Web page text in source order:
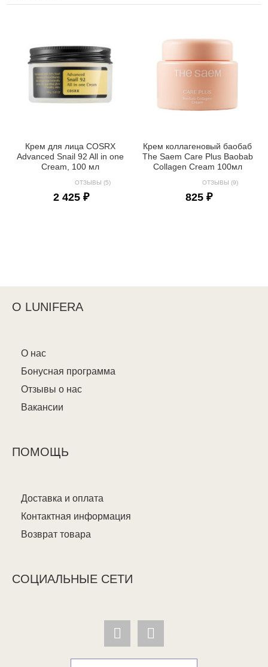
Крем для лица COSRX
Advanced Snail 92 All in one
Cream, 100 мл
ОТЗЫВЫ (5)
2 425 ₽
Крем коллагеновый баобаб
The Saem Care Plus Baobab
Collagen Cream 100мл
ОТЗЫВЫ (9)
825 ₽
О LUNIFERA
О нас
Бонусная программа
Отзывы о нас
Вакансии
ПОМОЩЬ
Доставка и оплата
Контактная информация
Возврат товара
СОЦИАЛЬНЫЕ СЕТИ